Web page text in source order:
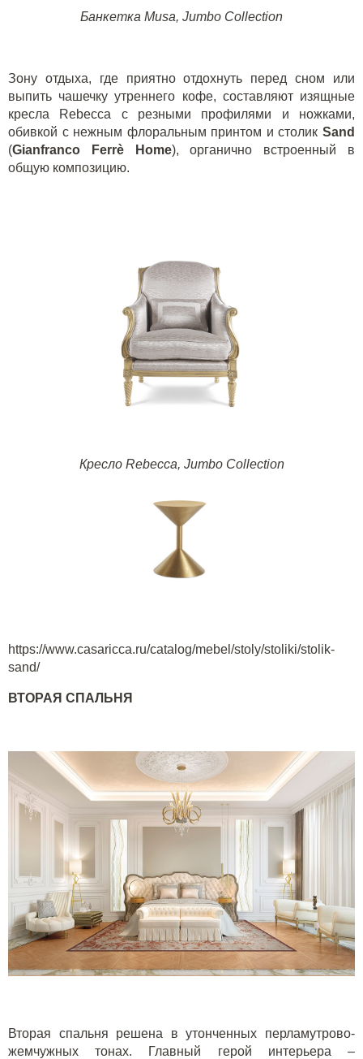
Банкетка Musa, Jumbo Collection
Зону отдыха, где приятно отдохнуть перед сном или
выпить чашечку утреннего кофе, составляют изящные
кресла Rebecca
с резными профилями и ножками,
обивкой с нежным флоральным принтом и столик Sand
(Gianfranco Ferrè Home), органично встроенный в
общую композицию.
Кресло Rebecca, Jumbo Collection
https://www.casaricca.ru/catalog/mebel/stoly/stoliki/stolik-
sand/
ВТОРАЯ СПАЛЬНЯ
Вторая спальня решена в утонченных перламутрово-
жемчужных тонах. Главный герой интерьера –